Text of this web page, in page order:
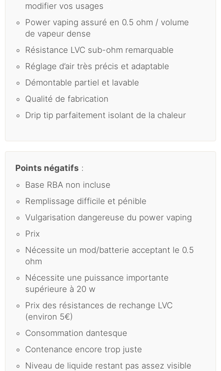
modifier vos usages
Power vaping assuré en 0.5 ohm / volume
de vapeur dense
Résistance LVC sub-ohm remarquable
Réglage d’air très précis et adaptable
Démontable partiel et lavable
Qualité de fabrication
Drip tip parfaitement isolant de la chaleur
Points négatifs :
Base RBA non incluse
Remplissage difficile et pénible
Vulgarisation dangereuse du power vaping
Prix
Nécessite un mod/batterie acceptant le 0.5
ohm
Nécessite une puissance importante
supérieure à 20 w
Prix des résistances de rechange LVC
(environ 5€)
Consommation dantesque
Contenance encore trop juste
Niveau de liquide restant pas assez visible